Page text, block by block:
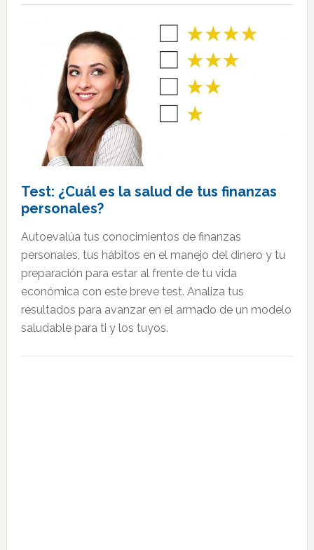
Test: ¿Cuál es la salud de tus finanzas
personales?
Autoevalúa tus conocimientos de finanzas
personales, tus hábitos en el manejo del dinero y tu
preparación para estar al frente de tu vida
económica con este breve test. Analiza tus
resultados para avanzar en el armado de un modelo
saludable para ti y los tuyos.